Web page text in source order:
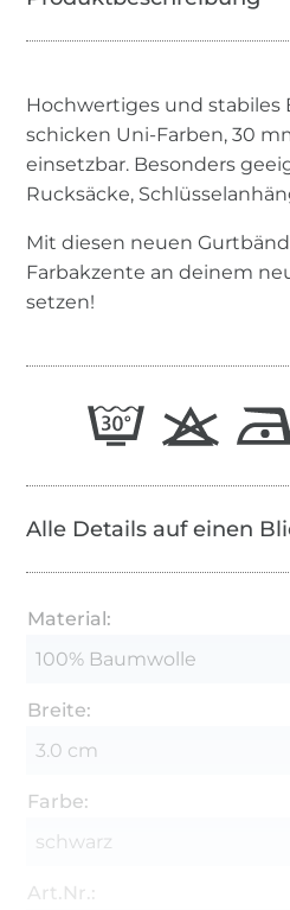
Hochwertiges und stabiles
schicken Uni-Farben, 30
einsetzbar. Besonders
Rucksäcke,
Mit diesen neuen
Farbakzente an deinem
setzen!
Alle Details auf einen
Material:
100% Baumwolle
Breite:
3.0 cm
Farbe:
schwarz
Art.Nr.: